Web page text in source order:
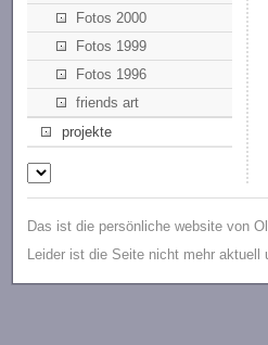
Fotos 2000
Fotos 1999
Fotos 1996
friends art
projekte
Das ist die persönliche website von
Leider ist die Seite nicht mehr